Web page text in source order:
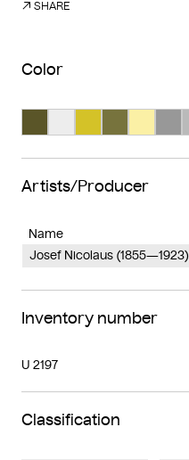
SHARE
Color
Artists/Producer
Name
Josef Nicolaus (1855—1923)
Inventory number
U 2197
Classification